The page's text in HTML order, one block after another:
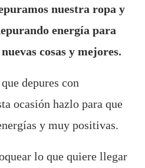
nuestra ropa y
energía para
cosas y mejores.
depures con
ocasión hazlo para que
y muy positivas.
lo que quiere llegar